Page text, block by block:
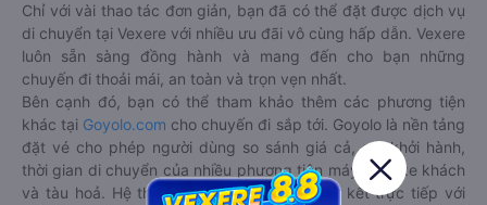
Chỉ với vài thao tác đơn giản, bạn đã có thể đặt được dịch vụ
di chuyển tại Vexere với nhiều ưu đãi vô cùng hấp dẫn. Vexere
luôn sẵn sàng đồng hành và mang đến cho bạn những
chuyến đi thoải mái, an toàn và trọn vẹn nhất.
Bên cạnh đó, bạn có thể tham khảo thêm các phương tiện
khác tại Goyolo.com cho chuyến đi sắp tới. Goyolo là nền tảng
đặt vé cho phép người dùng so sánh giá cả, giờ khởi hành,
thời gian di chuyển của nhiều phương tiện máy bay, xe khách
và tàu hoả. Hệ thống của Goyolo được liên kết trực tiếp với